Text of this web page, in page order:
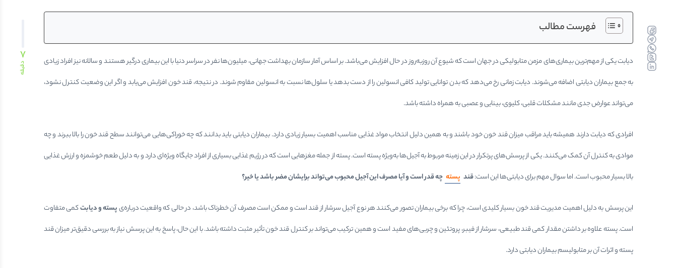
7
دقیقه
فهرست مطالب
دیابت یکی از مهم‌ترین بیماری‌های مزمن متابولیکی در جهان است که شیوع آن روزبه‌روز در حال افزایش می‌باشد. بر اساس آمار سازمان بهداشت جهانی، میلیون‌ها نفر در سراسر دنیا با این بیماری درگیر هستند و سالانه نیز افراد زیادی
به جمع بیماران دیابتی اضافه می‌شوند. دیابت زمانی رخ می‌دهد که بدن توانایی تولید کافی انسولین را از دست بدهد یا سلول‌ها نسبت به انسولین مقاوم شوند. در نتیجه، قند خون افزایش می‌یابد و اگر این وضعیت کنترل نشود،
می‌تواند عوارض جدی مانند مشکلات قلبی، کلیوی، بینایی و عصبی به همراه داشته باشد.
افرادی که دیابت دارند همیشه باید مراقب میزان قند خون خود باشند و به همین دلیل انتخاب مواد غذایی مناسب اهمیت بسیار زیادی دارد. بیماران دیابتی باید بدانند که چه خوراکی‌هایی می‌توانند سطح قند خون را بالا ببرند و چه
موادی به کنترل آن کمک می‌کنند. یکی از پرسش‌های پرتکرار در این زمینه مربوط به آجیل‌ها به‌ویژه پسته است. پسته از جمله مغزهایی است که در رژیم غذایی بسیاری از افراد جایگاه ویژه‌ای دارد و به دلیل طعم خوشمزه و ارزش غذایی
بالا بسیار محبوب است. اما سوال مهم برای دیابتی‌ها این است:قند پسته چه قدر است و آیا مصرف این آجیل محبوب می‌تواند برایشان مضر باشد یا خیر؟
این پرسش به دلیل اهمیت مدیریت قند خون بسیار کلیدی است، چرا که برخی بیماران تصور می‌کنند هر نوع آجیل سرشار از قند است و ممکن است مصرف آن خطرناک باشد، در حالی که واقعیت درباره‌یپسته و دیابتکمی متفاوت
است. پسته علاوه بر داشتن مقدار کمی قند طبیعی، سرشار از فیبر، پروتئین و چربی‌های مفید است و همین ترکیب می‌تواند بر کنترل قند خون تأثیر مثبت داشته باشد. با این حال، پاسخ به این پرسش نیاز به بررسی دقیق‌تر میزان قند
پسته و اثرات آن بر متابولیسم بیماران دیابتی دارد.